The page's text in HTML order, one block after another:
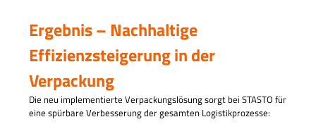
Ergebnis – Nachhaltige
Effizienzsteigerung in der
Verpackung
Die neu implementierte Verpackungslösung sorgt bei STASTO für
eine spürbare Verbesserung der gesamten Logistikprozesse: